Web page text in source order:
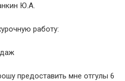
Ю.А.
работу:
предоставить мне отгулы 6